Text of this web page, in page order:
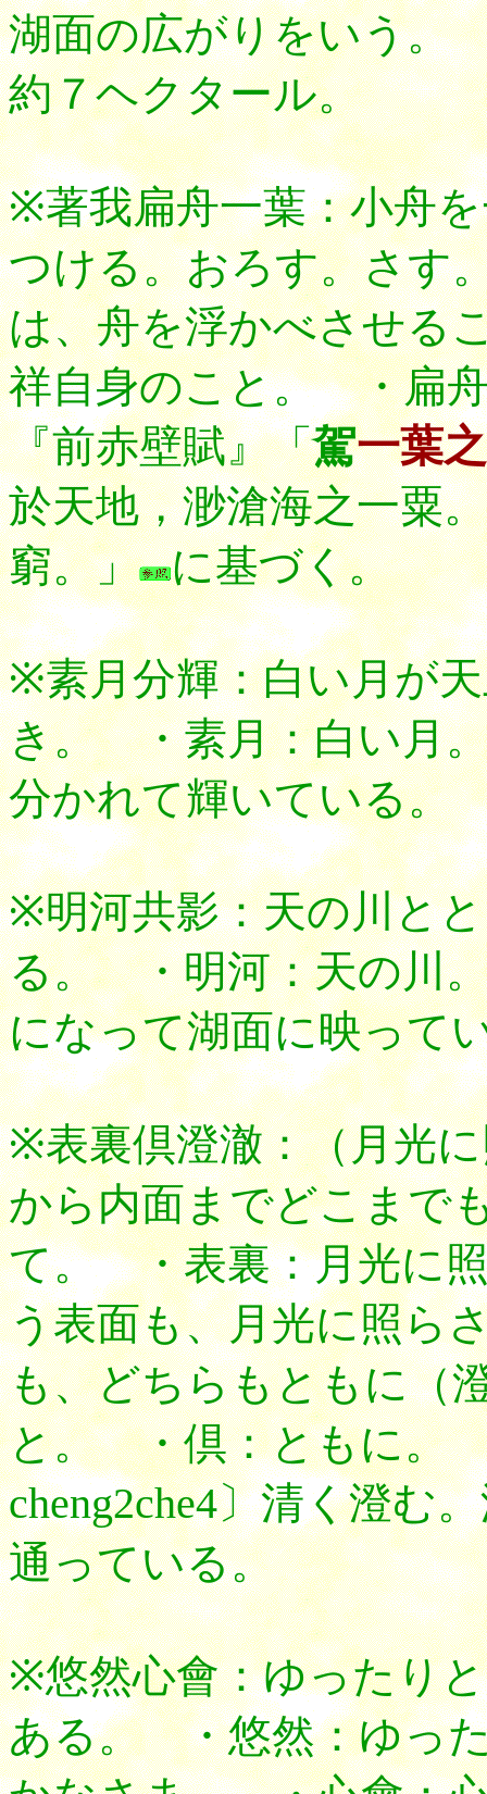
湖面の広がりをいう。
約７ヘクタール。
※著我扁舟一葉：小舟
つける。おろす。さす
は、舟を浮かべさせる
祥自身のこと。 ・扁
『前赤壁賦』「駕一葉
於天地，渺滄海之一粟
窮。」
に基づく。
※素月分輝：白い月が
き。 ・素月：白い月
分かれて輝いている。
※明河共影：天の川と
る。 ・明河：天の川
になって湖面に映って
※表裏倶澄澈：（月光
から内面までどこまで
て。 ・表裏：月光に
う表面も、月光に照ら
も、どちらもともに（
と。 ・倶：ともに。
cheng2che4〕清く澄む
通っている。
※悠然心會：ゆったり
ある。 ・悠然：ゆっ